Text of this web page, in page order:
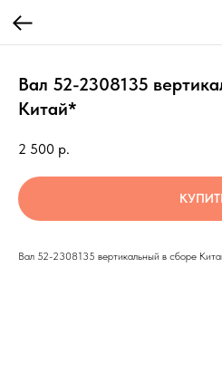
Вал 52-2308135
Китай*
2 500 р.
Вал 52-2308135 вертикальный в сборе